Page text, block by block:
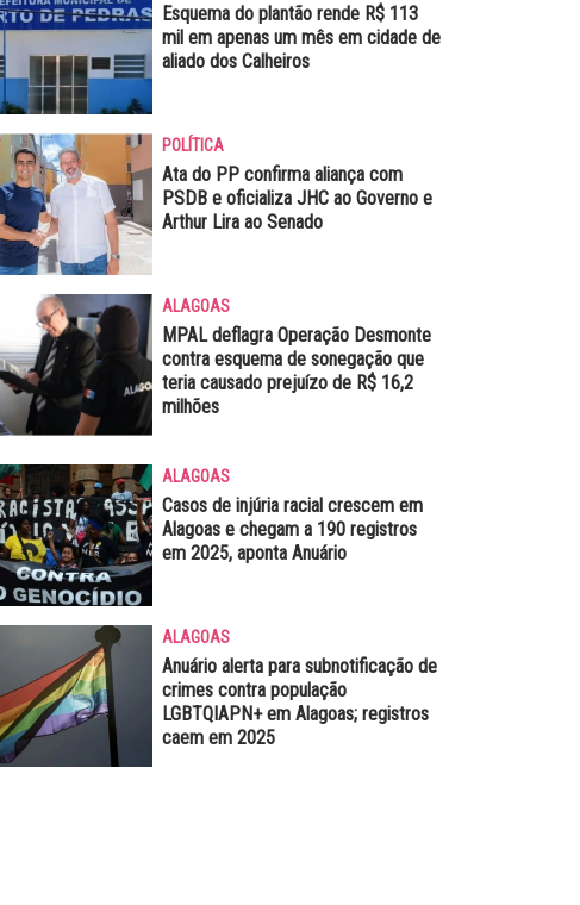
Esquema do plantão rende R$ 113
mil em apenas um mês em cidade de
aliado dos Calheiros
POLÍTICA
Ata do PP confirma aliança com
PSDB e oficializa JHC ao Governo e
Arthur Lira ao Senado
ALAGOAS
MPAL deflagra Operação Desmonte
contra esquema de sonegação que
teria causado prejuízo de R$ 16,2
milhões
ALAGOAS
Casos de injúria racial crescem em
Alagoas e chegam a 190 registros
em 2025, aponta Anuário
ALAGOAS
Anuário alerta para subnotificação de
crimes contra população
LGBTQIAPN+ em Alagoas; registros
caem em 2025